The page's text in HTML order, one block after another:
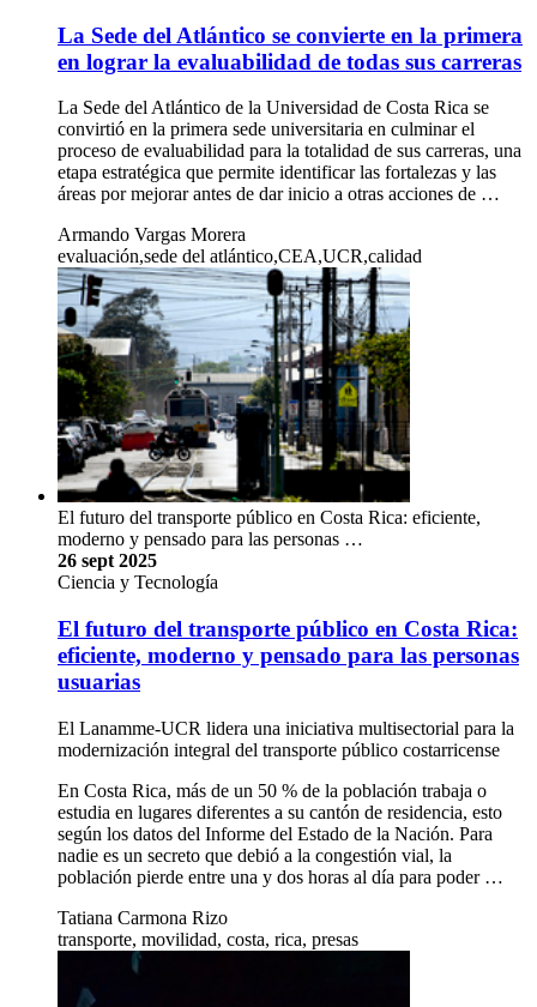
La Sede del Atlántico se convierte en la primera
en lograr la evaluabilidad de todas sus carreras
La Sede del Atlántico de la Universidad de Costa Rica se
convirtió en la primera sede universitaria en culminar el
proceso de evaluabilidad para la totalidad de sus carreras, una
etapa estratégica que permite identificar las fortalezas y las
áreas por mejorar antes de dar inicio a otras acciones de …
Armando Vargas Morera
evaluación,sede del atlántico,CEA,UCR,calidad
El futuro del transporte público en Costa Rica: eficiente,
moderno y pensado para las personas …
26 sept 2025
Ciencia y Tecnología
El futuro del transporte público en Costa Rica:
eficiente, moderno y pensado para las personas
usuarias
El Lanamme-UCR lidera una iniciativa multisectorial para la
modernización integral del transporte público costarricense
En Costa Rica, más de un 50 % de la población trabaja o
estudia en lugares diferentes a su cantón de residencia, esto
según los datos del Informe del Estado de la Nación. Para
nadie es un secreto que debió a la congestión vial, la
población pierde entre una y dos horas al día para poder …
Tatiana Carmona Rizo
transporte, movilidad, costa, rica, presas